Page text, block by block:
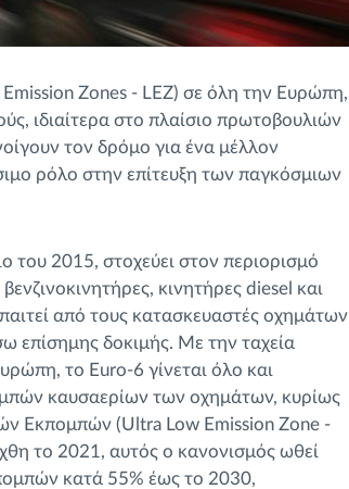
Zones - LEZ) σε όλη την Ευρώπη,
ιδιαίτερα στο πλαίσιο πρωτοβουλιών
τον δρόμο για ένα μέλλον
ρόλο στην επίτευξη των παγκόσμιων
2015, στοχεύει στον περιορισμό
κινητήρες diesel και
από τους κατασκευαστές οχημάτων
επίσημης δοκιμής. Με την ταχεία
το Euro-6 γίνεται όλο και
καυσαερίων των οχημάτων, κυρίως
Εκπομπών (Ultra Low Emission Zone -
το 2021, αυτός ο κανονισμός ωθεί
κατά 55% έως το 2030,